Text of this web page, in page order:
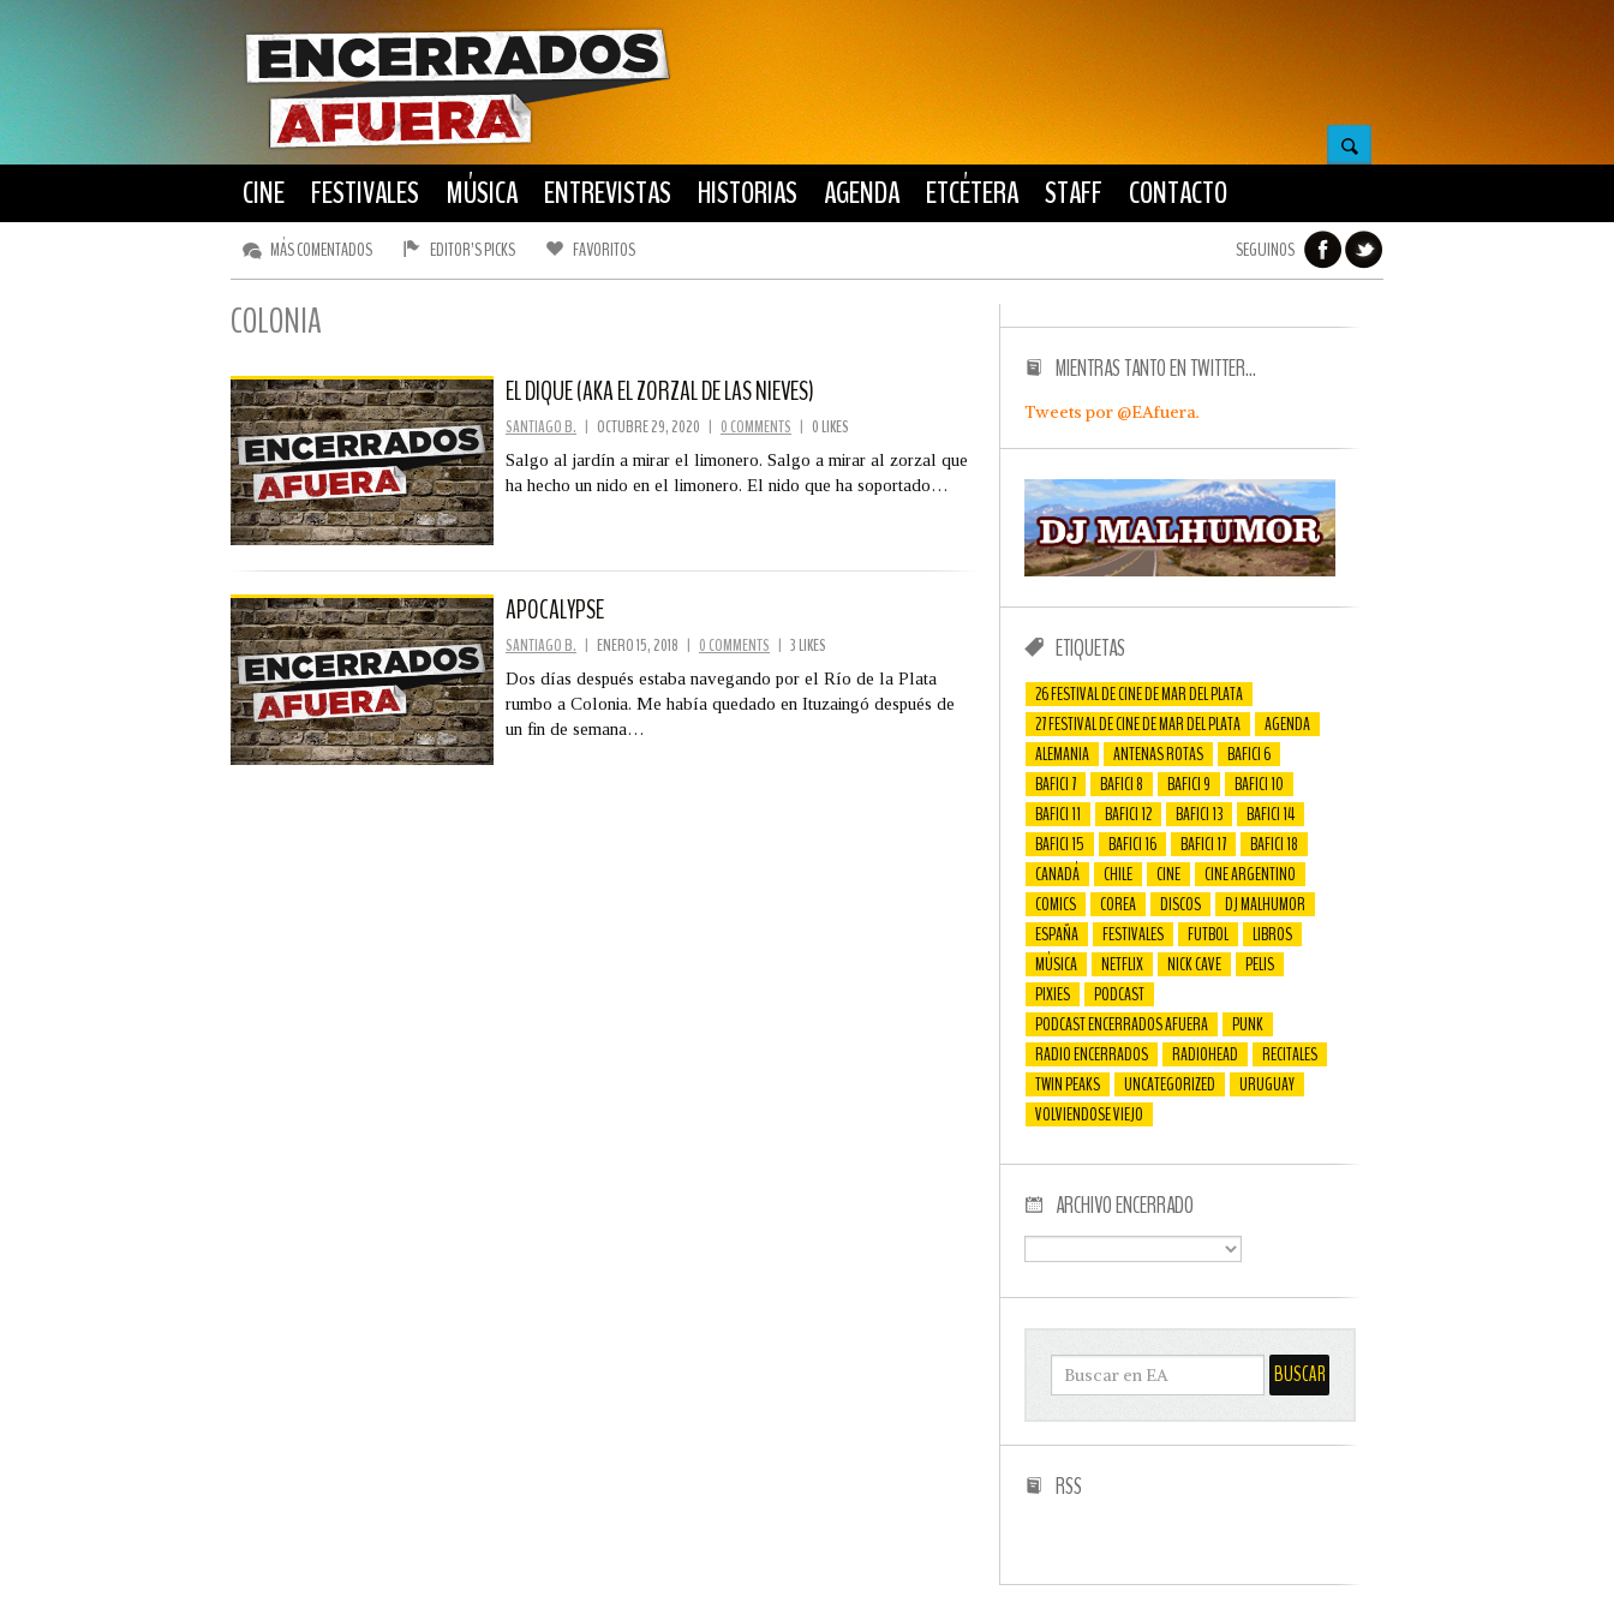
CINE FESTIVALES MÚSICA ENTREVISTAS HISTORIAS AGENDA ETCÉTERA STAFF CONTACTO
SEGUINOS
MÁS COMENTADOS EDITOR’S PICKS FAVORITOS
COLONIA
EL DIQUE (AKA EL ZORZAL DE LAS NIEVES)
SANTIAGO B. | OCTUBRE 29, 2020 | 0 COMMENTS | 0 LIKES
Salgo al jardín a mirar el limonero. Salgo a mirar al zorzal que
ha hecho un nido en el limonero. El nido que ha soportado…
APOCALYPSE
SANTIAGO B. | ENERO 15, 2018 | 0 COMMENTS | 3 LIKES
Dos días después estaba navegando por el Río de la Plata
rumbo a Colonia. Me había quedado en Ituzaingó después de
un fin de semana…
MIENTRAS TANTO EN TWITTER…
Tweets por @EAfuera.
ETIQUETAS
26 FESTIVAL DE CINE DE MAR DEL PLATA
27 FESTIVAL DE CINE DE MAR DEL PLATA
AGENDA
ALEMANIA
ANTENAS ROTAS
BAFICI 6
BAFICI 7
BAFICI 8 BAFICI 9
BAFICI 10
BAFICI 11
BAFICI 12 BAFICI 13
BAFICI 14
BAFICI 15
BAFICI 16 BAFICI 17
BAFICI 18
CANADÁ
CHILE CINE
CINE ARGENTINO
COMICS
COREA DISCOS
DJ MALHUMOR
ESPAÑA
FESTIVALES FUTBOL
LIBROS
MÚSICA
NETFLIX NICK CAVE
PELIS
PIXIES
PODCAST
PODCAST ENCERRADOS AFUERA
PUNK
RADIO ENCERRADOS
RADIOHEAD
RECITALES
TWIN PEAKS
UNCATEGORIZED
URUGUAY
VOLVIENDOSE VIEJO
ARCHIVO ENCERRADO
RSS